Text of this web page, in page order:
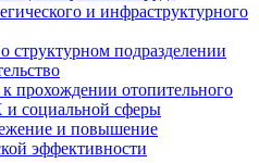
и инфраструктурного
структурном подразделении
прохождении отопительного
социальной сферы
и повышение
эффективности